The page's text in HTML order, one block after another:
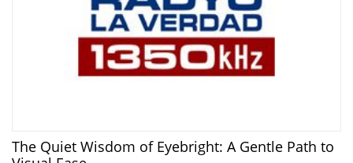
The Quiet Wisdom of Eyebright: A Gentle Path to